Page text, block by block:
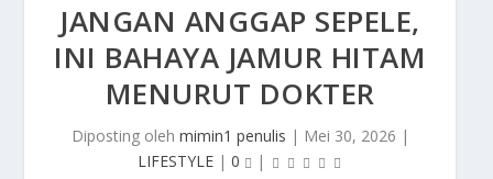
JANGAN ANGGAP SEPELE,
INI BAHAYA JAMUR HITAM
MENURUT DOKTER
Diposting oleh mimin1 penulis | Mei 30, 2026 |
LIFESTYLE | 0 |